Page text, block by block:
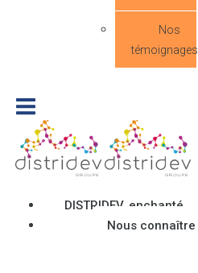
Nos
témoignages
DISTRIDEV, enchanté
Nous connaître